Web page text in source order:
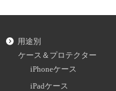
用途別
ケース＆プロテクター
iPhoneケース
iPadケース